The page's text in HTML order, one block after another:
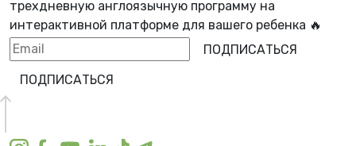
трехдневную англоязычную программу на
интерактивной платформе для вашего ребенка 🔥
ПОДПИСАТЬСЯ
ПОДПИСАТЬСЯ